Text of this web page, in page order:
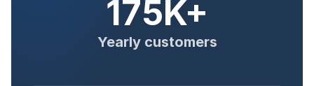
175K+
Yearly customers